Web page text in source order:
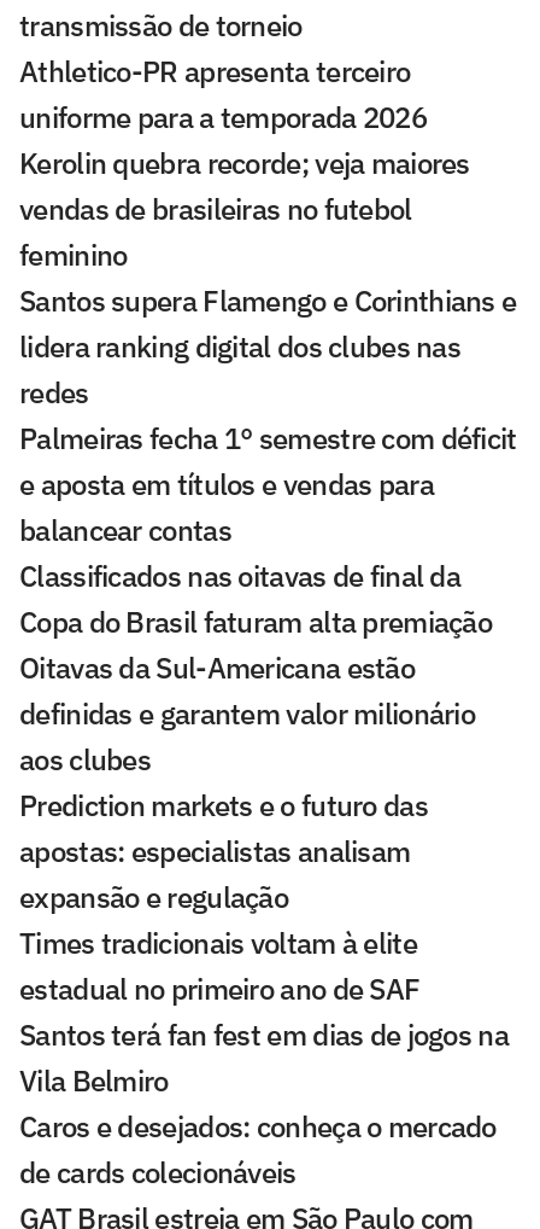
transmissão de torneio
Athletico-PR apresenta terceiro
uniforme para a temporada 2026
Kerolin quebra recorde; veja maiores
vendas de brasileiras no futebol
feminino
Santos supera Flamengo e Corinthians e
lidera ranking digital dos clubes nas
redes
Palmeiras fecha 1° semestre com déficit
e aposta em títulos e vendas para
balancear contas
Classificados nas oitavas de final da
Copa do Brasil faturam alta premiação
Oitavas da Sul-Americana estão
definidas e garantem valor milionário
aos clubes
Prediction markets e o futuro das
apostas: especialistas analisam
expansão e regulação
Times tradicionais voltam à elite
estadual no primeiro ano de SAF
Santos terá fan fest em dias de jogos na
Vila Belmiro
Caros e desejados: conheça o mercado
de cards colecionáveis
GAT Brasil estreia em São Paulo com